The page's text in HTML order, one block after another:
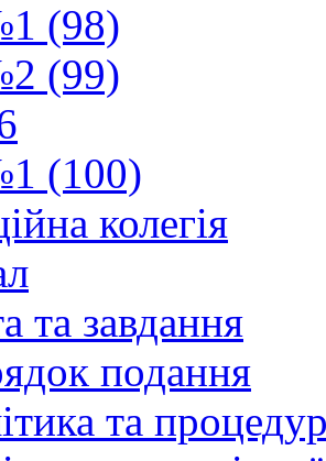
(98)
(99)
(100)
колегія
та завдання
подання
та